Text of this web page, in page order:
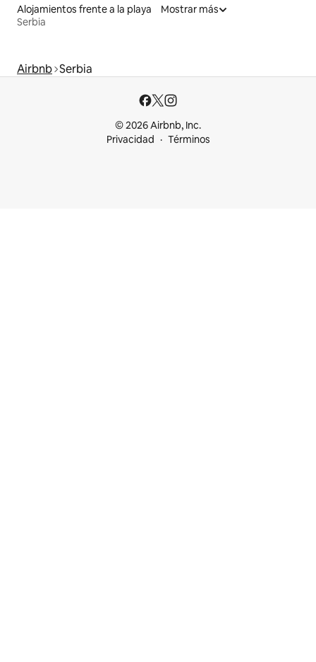
Alojamientos frente a la playa
Serbia
Mostrar más
Airbnb Serbia
© 2026 Airbnb, Inc.
Privacidad
Términos